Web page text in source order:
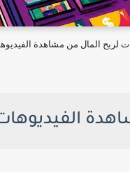
لربح المال من مشاهدة